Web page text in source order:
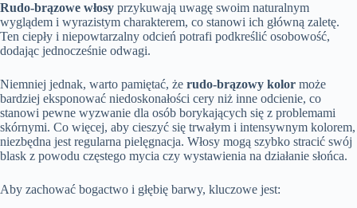
Rudo-brązowe włosy przykuwają uwagę swoim naturalnym
wyglądem i wyrazistym charakterem, co stanowi ich główną zaletę.
Ten ciepły i niepowtarzalny odcień potrafi podkreślić osobowość,
dodając jednocześnie odwagi.
Niemniej jednak, warto pamiętać, że rudo-brązowy kolor może
bardziej eksponować niedoskonałości cery niż inne odcienie, co
stanowi pewne wyzwanie dla osób borykających się z problemami
skórnymi. Co więcej, aby cieszyć się trwałym i intensywnym kolorem,
niezbędna jest regularna pielęgnacja. Włosy mogą szybko stracić swój
blask z powodu częstego mycia czy wystawienia na działanie słońca.
Aby zachować bogactwo i głębię barwy, kluczowe jest: